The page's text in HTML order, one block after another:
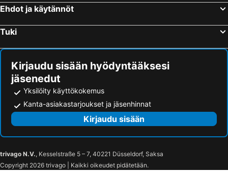
Ehdot ja käytännöt
Tuki
Kirjaudu sisään hyödyntääksesi
jäsenedut
Yksilöity käyttökokemus
Kanta-asiakastarjoukset ja jäsenhinnat
Kirjaudu sisään
trivago N.V., Kesselstraße 5 – 7, 40221 Düsseldorf, Saksa
Copyright 2026 trivago | Kaikki oikeudet pidätetään.